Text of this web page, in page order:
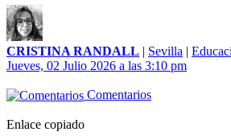
CRISTINA RANDALL | Sevilla |
Jueves, 02 Julio 2026 a las 3:10 pm
Comentarios
Enlace copiado